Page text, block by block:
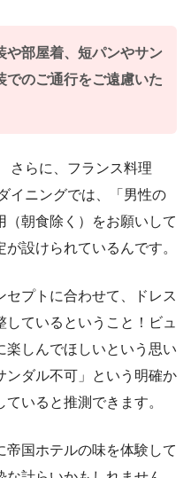
や部屋着、短パンやサン
でのご通行をご遠慮いた
さらに、フランス料理
イニングでは、「男性の
（朝食除く）をお願いして
設けられているんです。
プトに合わせて、ドレス
ているということ！ビュ
楽しんでほしいという思い
ンダル不可」という明確か
いると推測できます。
国ホテルの味を体験して